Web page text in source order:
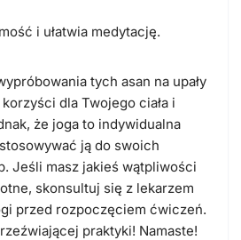
i ułatwia medytację.
tych asan na upały
dla Twojego ciała i
że joga to indywidualna
ją do swoich
Jeśli masz jakieś wątpliwości
skonsultuj się z lekarzem
przed rozpoczęciem ćwiczeń.
praktyki! Namaste!